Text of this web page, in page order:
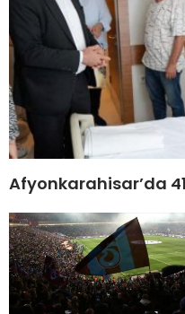
Afyonkarahisar’da